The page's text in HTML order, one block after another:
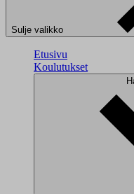
Sulje valikko
Etusivu
Koulutukset